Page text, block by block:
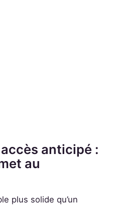
accès anticipé :
au
plus solide qu’un